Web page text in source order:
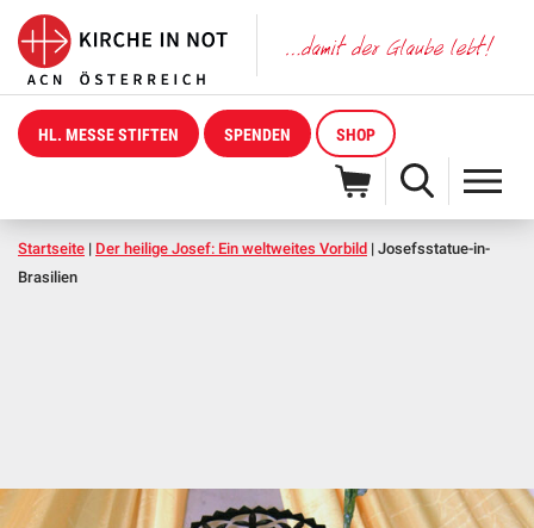
HL. MESSE STIFTEN SPENDEN SHOP
Startseite | Der heilige Josef: Ein weltweites Vorbild | Josefsstatue-in-
Brasilien